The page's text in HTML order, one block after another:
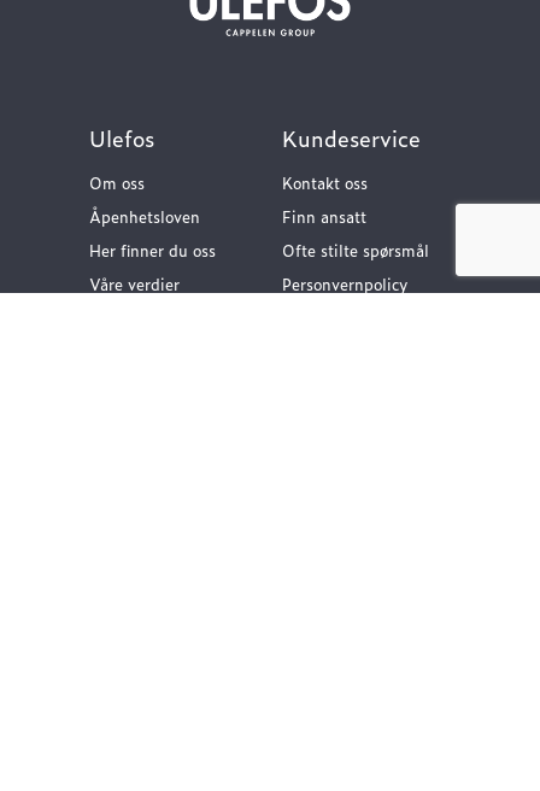
Ulefos
Om oss
Åpenhetsloven
Her finner du oss
Våre verdier
Kundeservice
Kontakt oss
Finn ansatt
Ofte stilte spørsmål
Personvernpolicy